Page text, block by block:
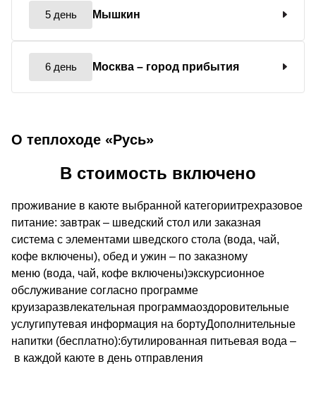
5 день Мышкин
6 день Москва – город прибытия
О теплоходе «Русь»
В стоимость включено
проживание в каюте выбранной категориитрехразовое
питание: завтрак – шведский стол или заказная
система с элементами шведского стола (вода, чай,
кофе включены), обед и ужин – по заказному
меню (вода, чай, кофе включены)экскурсионное
обслуживание согласно программе
круизаразвлекательная программаоздоровительные
услугипутевая информация на бортуДополнительные
напитки (бесплатно):бутилированная питьевая вода –
в каждой каюте в день отправления